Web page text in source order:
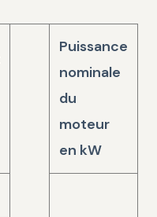
Puissance
nominale
du
moteur
en kW